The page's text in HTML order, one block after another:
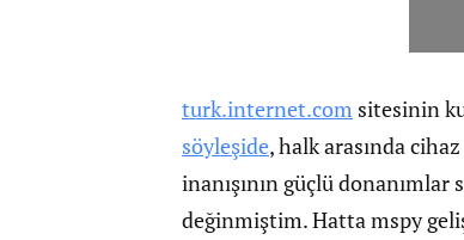
turk.internet.com sitesinin
söyleşide, halk arasında
inanışının güçlü donanımlar
değinmiştim. Hatta mspy